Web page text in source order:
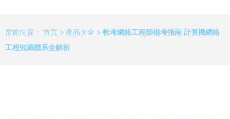
當前位置： 首頁 > 產品大全 > 軟考網絡工程師備考指南 計算機網絡
工程知識體系全解析